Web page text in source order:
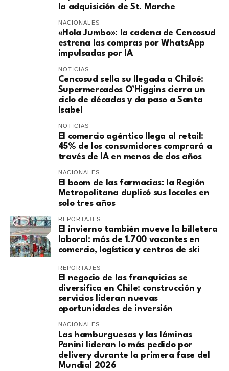
la adquisición de St. Marche
NACIONALES
«Hola Jumbo»: la cadena de Cencosud
estrena las compras por WhatsApp
impulsadas por IA
NOTICIAS
Cencosud sella su llegada a Chiloé:
Supermercados O’Higgins cierra un
ciclo de décadas y da paso a Santa
Isabel
NOTICIAS
El comercio agéntico llega al retail:
45% de los consumidores comprará a
través de IA en menos de dos años
NACIONALES
El boom de las farmacias: la Región
Metropolitana duplicó sus locales en
solo tres años
REPORTAJES
El invierno también mueve la billetera
laboral: más de 1.700 vacantes en
comercio, logística y centros de ski
REPORTAJES
El negocio de las franquicias se
diversifica en Chile: construcción y
servicios lideran nuevas
oportunidades de inversión
NACIONALES
Las hamburguesas y las láminas
Panini lideran lo más pedido por
delivery durante la primera fase del
Mundial 2026